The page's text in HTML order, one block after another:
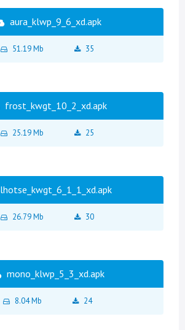
aura_klwp_9_6_xd.apk
51.19 Mb 35
frost_kwgt_10_2_xd.apk
25.19 Mb 25
lhotse_kwgt_6_1_1_xd.apk
26.79 Mb 30
mono_klwp_5_3_xd.apk
8.04 Mb 24